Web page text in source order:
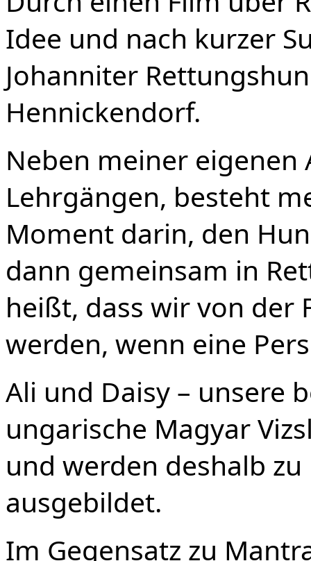
Idee und nach kurzer
Johanniter
Hennickendorf.
Neben meiner
Lehrgängen, besteht
Moment darin, den
dann gemeinsam in
heißt, dass wir von der
werden, wenn eine
Ali und Daisy – unsere
ungarische Magyar
und werden deshalb
ausgebildet.
Im Gegensatz zu